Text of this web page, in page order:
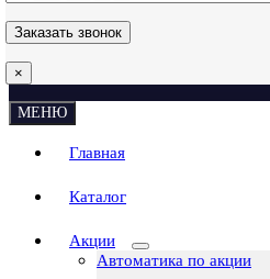
×
МЕНЮ
Главная
Каталог
Акции
Автоматика по акции